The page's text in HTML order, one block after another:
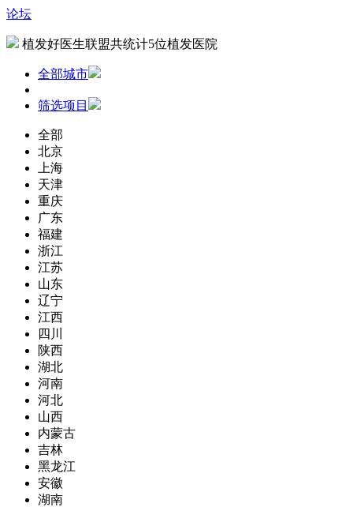
论坛
植发好医生联盟共统计5位植发医院
全部城市
筛选项目
全部
北京
上海
天津
重庆
广东
福建
浙江
江苏
山东
辽宁
江西
四川
陕西
湖北
河南
河北
山西
内蒙古
吉林
黑龙江
安徽
湖南